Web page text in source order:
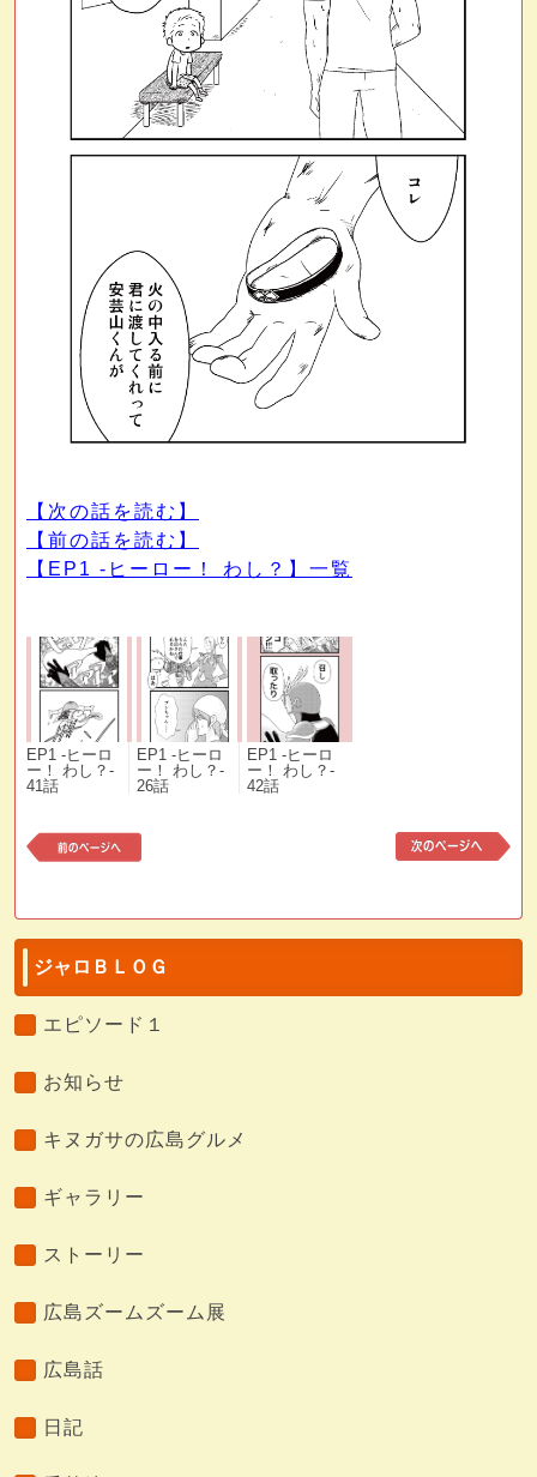
【次の話を読む】
【前の話を読む】
【EP1 -ヒーロー！ わし？】一覧
EP1 -ヒーロ
ー！ わし？-
41話
EP1 -ヒーロ
ー！ わし？-
26話
EP1 -ヒーロ
ー！ わし？-
42話
の
記
の
記
ジャロＢＬＯＧ
エピソード１
お知らせ
キヌガサの広島グルメ
ギャラリー
ストーリー
広島ズームズーム展
広島話
日記